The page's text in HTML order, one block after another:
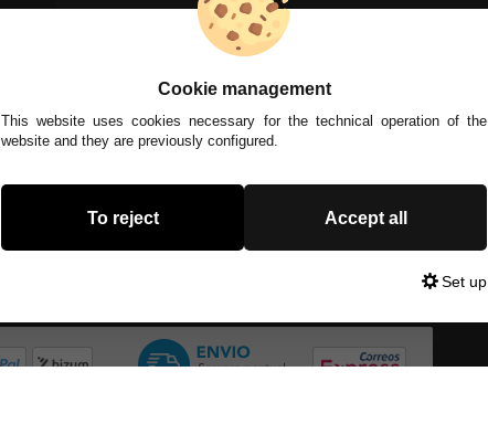
Cookie management
This website uses cookies necessary for the technical operation of the
website and they are previously configured.
To reject Accept all
Set up